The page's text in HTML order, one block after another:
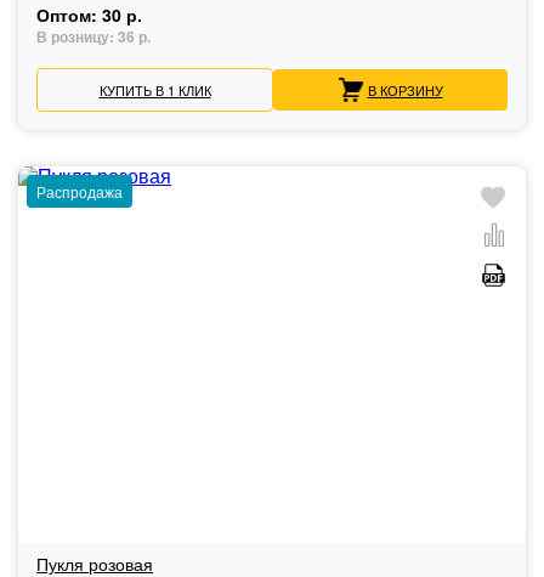
Оптом: 30 р.
В розницу: 36 р.
КУПИТЬ В 1 КЛИК В КОРЗИНУ
Распродажа
Пукля розовая